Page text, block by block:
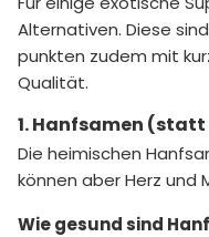
Alternativen. Diese
punkten zudem mit
Qualität.
1. Hanfsamen
Die heimischen
können aber Herz und
Wie gesund sind